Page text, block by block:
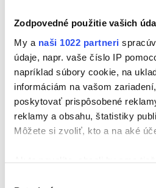
Zodpovedné použitie vašich
My a naši 1022 partneri
údaje, napr. vaše číslo IP
napríklad súbory cookie, na
informáciám na vašom
poskytovať prispôsobené
reklamy a obsahu, štatistiky
Môžete si zvoliť, kto a na aké
Ak to povolíte, chceli by sme
Daidone - Paté di
Peperoncino - Chilli
paté 180g
Vaša cena
6,50 €
DO KOŠÍKA
-